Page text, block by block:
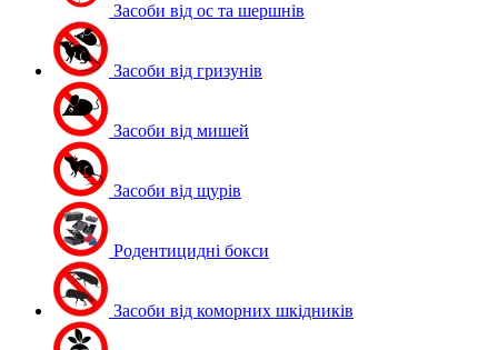
Засоби від ос та шершнів
Засоби від гризунів
Засоби від мишей
Засоби від щурів
Родентицидні бокси
Засоби від коморних шкідників